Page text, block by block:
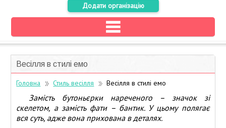
Додати організацію
Головна
Каталог
Про весілля
Акції
Весілля в стилі емо
Головна Стиль весілля Весілля в стилі емо
Замість бутоньєрки нареченого – значок зі
скелетом, а замість фати – бантик. У цьому полягає
вся суть, адже вона прихована в деталях.